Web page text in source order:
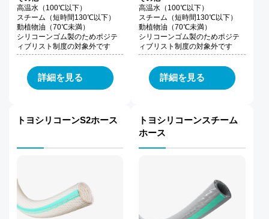
高温水（100℃以下）
スチーム（短時間130℃以下）
動植物油（70℃未満）
シリコーンゴム製のためポジテ
ィブリスト制度の対象外です
詳細を見る
高温水（100℃以下）
スチーム（短時間130℃以下）
動植物油（70℃未満）
シリコーンゴム製のためポジテ
ィブリスト制度の対象外です
詳細を見る
トヨシリコーンS2ホース
トヨシリコーンスチーム
ホース